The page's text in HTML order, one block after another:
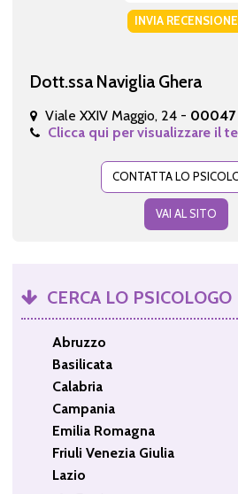
INVIA RECENSIONE
Dott.ssa Naviglia Ghera
Viale XXIV Maggio, 24 - 00047
Clicca qui per visualizzare il
CONTATTA LO
VAI AL SITO
CERCA LO PSICOLOGO
Abruzzo
Basilicata
Calabria
Campania
Emilia Romagna
Friuli Venezia Giulia
Lazio